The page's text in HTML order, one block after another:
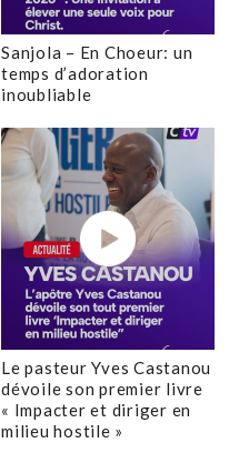
Sanjola – En Choeur: un
temps d’adoration
inoubliable
Le pasteur Yves Castanou
dévoile son premier livre
« Impacter et diriger en
milieu hostile »